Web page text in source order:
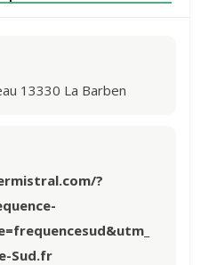
13330 La Barben
?
Sud.fr